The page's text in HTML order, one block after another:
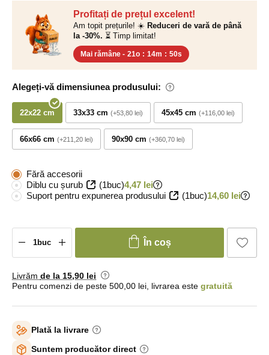
Profitați de prețul excelent!
Am topit prețurile! ☀️ Reduceri de vară de până
la -30%. ⏳ Timp limitat!
Mai rămâne - 21o : 14m : 49s
Alegeți-vă dimensiunea produsului:
22x22 cm 33x33 cm +53,80 lei 45x45 cm +116,00 lei
66x66 cm +211,20 lei 90x90 cm +360,70 lei
Fără accesorii
Diblu cu șurub
(1buc)4,47 lei
Suport pentru expunerea produsului
(1buc)14,60 lei
În coș
Livrăm de la 15,90 lei
Pentru comenzi de peste 500,00 lei, livrarea este gratuită
Plată la livrare
Suntem producător direct